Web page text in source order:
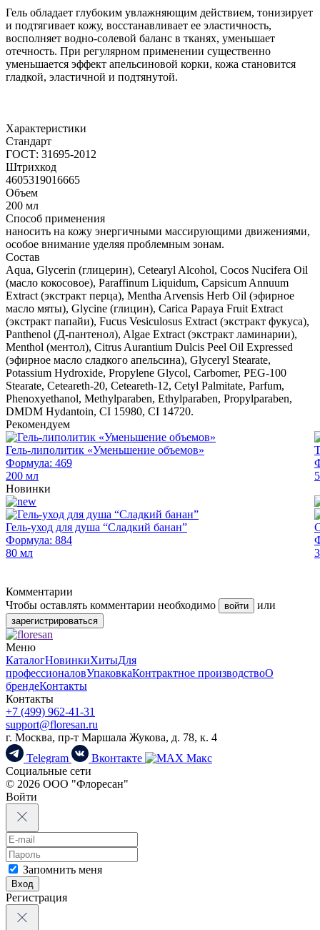
Гель обладает глубоким увлажняющим действием, тонизирует
и подтягивает кожу, восстанавливает ее эластичность,
восполняет водно-солевой баланс в тканях, уменьшает
отечность. При регулярном применении существенно
уменьшается эффект апельсиновой корки, кожа становится
гладкой, эластичной и подтянутой.
Характеристики
Стандарт
ГОСТ: 31695-2012
Штрихкод
4605319016665
Объем
200 мл
Способ применения
наносить на кожу энергичными массирующими движениями,
особое внимание уделяя проблемным зонам.
Состав
Aqua, Glycerin (глицерин), Cetearyl Alcohol, Cocos Nucifera Oil
(масло кокосовое), Paraffinum Liquidum, Capsicum Annuum
Extract (экстракт перца), Mentha Arvensis Herb Oil (эфирное
масло мяты), Glycine (глицин), Carica Papaya Fruit Extract
(экстракт папайи), Fucus Vesiculosus Extract (экстракт фукуса),
Panthenol (Д-пантенол), Algae Extract (экстракт ламинарии),
Menthol (ментол), Citrus Aurantium Dulcis Peel Oil Expressed
(эфирное масло сладкого апельсина), Glyceryl Stearate,
Potassium Hydroxide, Propylene Glycol, Carbomer, PEG-100
Stearate, Ceteareth-20, Ceteareth-12, Cetyl Palmitate, Parfum,
Phenoxyethanol, Methylparaben, Ethylparaben, Propylparaben,
DMDM Hydantoin, CI 15980, CI 14720.
Рекомендуем
Гель-липолитик «Уменьшение объемов»
Формула: 469
200 мл
Новинки
Гель-уход для душа “Сладкий банан”
Формула: 884
80 мл
Комментарии
Чтобы оставлять комментарии необходимо
войти или
зарегистрироваться
Меню
КаталогНовинкиХитыДля
профессионаловУпаковкаКонтрактное производствоО
брендеКонтакты
Контакты
+7 (499) 962-41-31
support@floresan.ru
г. Москва, пр-т Маршала Жукова, д. 78, к. 4
Telegram
Вконтакте
Макс
Социальные сети
© 2026 ООО "Флоресан"
Войти
Запомнить меня
Вход
Регистрация